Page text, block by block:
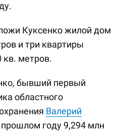
Куксенко жилой дом
и три квартиры
кв. метров.
бывший первый
областного
Валерий
прошлом году 9,294 млн